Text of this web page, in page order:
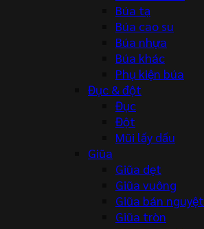
Búa tạ
Búa cao su
Búa nhựa
Búa khác
Phụ kiện búa
Đục & đột
Đục
Đột
Mũi lấy dấu
Giũa
Giũa dẹt
Giũa vuông
Giũa bán nguyệt
Giũa tròn